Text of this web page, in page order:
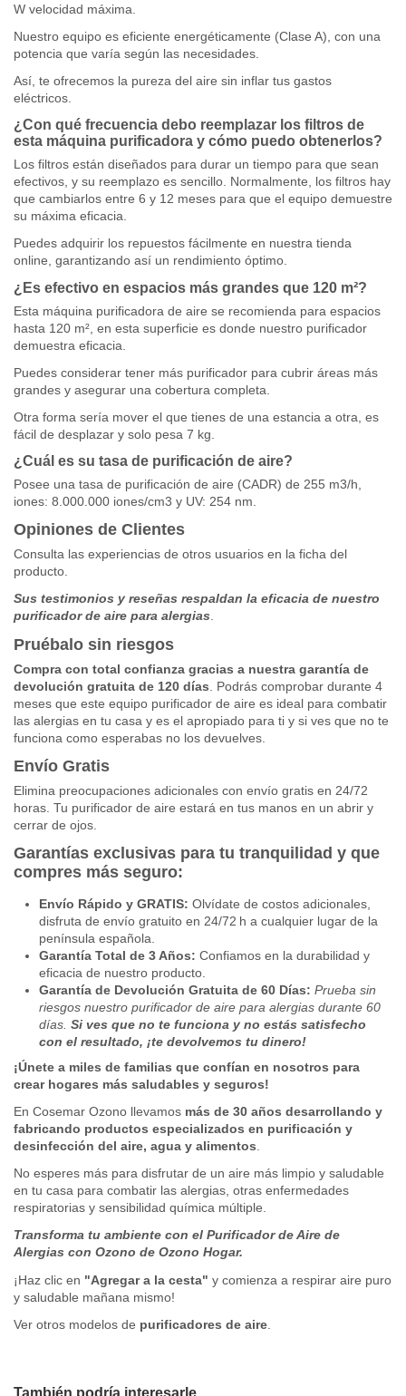
W velocidad máxima.
Nuestro equipo es eficiente energéticamente (Clase A), con una
potencia que varía según las necesidades.
Así, te ofrecemos la pureza del aire sin inflar tus gastos
eléctricos.
¿Con qué frecuencia debo reemplazar los filtros de
esta máquina purificadora y cómo puedo obtenerlos?
Los filtros están diseñados para durar un tiempo para que sean
efectivos, y su reemplazo es sencillo. Normalmente, los filtros hay
que cambiarlos entre 6 y 12 meses para que el equipo demuestre
su máxima eficacia.
Puedes adquirir los repuestos fácilmente en nuestra tienda
online, garantizando así un rendimiento óptimo.
¿Es efectivo en espacios más grandes que 120 m²?
Esta máquina purificadora de aire se recomienda para espacios
hasta 120 m², en esta superficie es donde nuestro purificador
demuestra eficacia.
Puedes considerar tener más purificador para cubrir áreas más
grandes y asegurar una cobertura completa.
Otra forma sería mover el que tienes de una estancia a otra, es
fácil de desplazar y solo pesa 7 kg.
¿Cuál es su tasa de purificación de aire?
Posee una tasa de purificación de aire (CADR) de 255 m3/h,
iones: 8.000.000 iones/cm3 y UV: 254 nm.
Opiniones de Clientes
Consulta las experiencias de otros usuarios en la ficha del
producto.
Sus testimonios y reseñas respaldan la eficacia de nuestro
purificador de aire para alergias.
Pruébalo sin riesgos
Compra con total confianza gracias a nuestra garantía de
devolución gratuita de 120 días . Podrás comprobar durante 4
meses que este equipo purificador de aire es ideal para combatir
las alergias en tu casa y es el apropiado para ti y si ves que no te
funciona como esperabas no los devuelves.
Envío Gratis
Elimina preocupaciones adicionales con envío gratis en 24/72
horas. Tu purificador de aire estará en tus manos en un abrir y
cerrar de ojos.
Garantías exclusivas para tu tranquilidad y que
compres más seguro:
Envío Rápido y GRATIS: Olvídate de costos adicionales,
disfruta de envío gratuito en 24/72 h a cualquier lugar de la
península española.
Garantía Total de 3 Años: Confiamos en la durabilidad y
eficacia de nuestro producto.
Garantía de Devolución Gratuita de 60 Días: Prueba sin
riesgos nuestro purificador de aire para alergias durante 60
días. Si ves que no te funciona y no estás satisfecho
con el resultado, ¡te devolvemos tu dinero!
¡Únete a miles de familias que confían en nosotros para
crear hogares más saludables y seguros!
En Cosemar Ozono llevamos más de 30 años desarrollando y
fabricando productos especializados en purificación y
desinfección del aire, agua y alimentos
No esperes más para disfrutar de un aire más limpio y saludable
en tu casa para combatir las alergias, otras enfermedades
respiratorias y sensibilidad química múltiple.
Transforma tu ambiente con el Purificador de Aire de
Alergias con Ozono de Ozono Hogar.
¡Haz clic en "Agregar a la cesta" y comienza a respirar aire puro
y saludable mañana mismo!
Ver otros modelos de purificadores de aire
Alto
También podría interesarle